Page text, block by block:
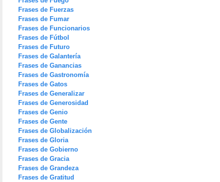
Frases de Fuerzas
Frases de Fumar
Frases de Funcionarios
Frases de Fútbol
Frases de Futuro
Frases de Galantería
Frases de Ganancias
Frases de Gastronomía
Frases de Gatos
Frases de Generalizar
Frases de Generosidad
Frases de Genio
Frases de Gente
Frases de Globalización
Frases de Gloria
Frases de Gobierno
Frases de Gracia
Frases de Grandeza
Frases de Gratitud